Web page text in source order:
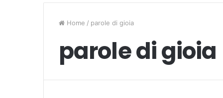
Home / parole di gioia
parole di gioia